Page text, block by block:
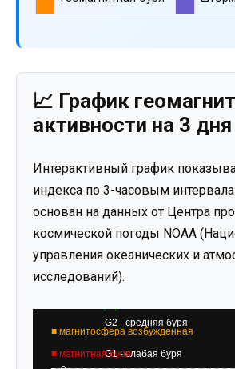
📈 График
активности на 3 дня
Интерактивный график
индекса по 3-часовым
основан на данных от Центра
космической погоды NOAA
управления океанических и
исследований).